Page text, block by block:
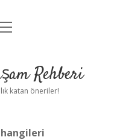
Uyarı Rehberi
katan öneriler!